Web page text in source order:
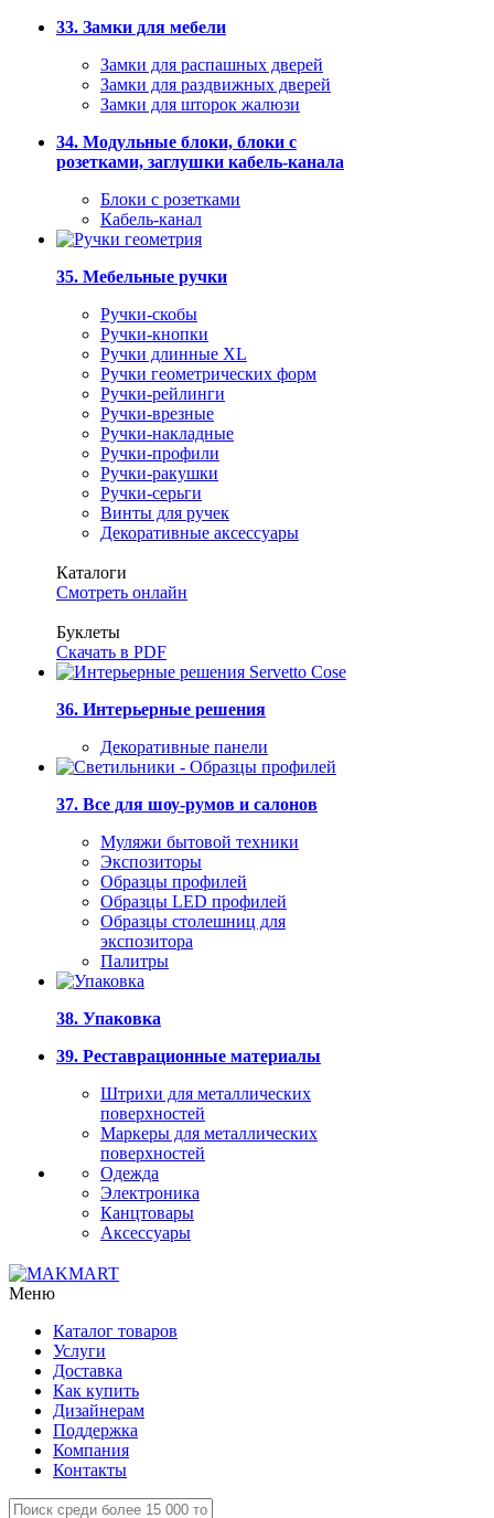
33. Замки для мебели
Замки для распашных дверей
Замки для раздвижных дверей
Замки для шторок жалюзи
34. Модульные блоки, блоки с
розетками, заглушки кабель-канала
Блоки с розетками
Кабель-канал
35. Мебельные ручки
Ручки-скобы
Ручки-кнопки
Ручки длинные XL
Ручки геометрических форм
Ручки-рейлинги
Ручки-врезные
Ручки-накладные
Ручки-профили
Ручки-ракушки
Ручки-серьги
Винты для ручек
Декоративные аксессуары
Каталоги
Смотреть онлайн
Буклеты
Скачать в PDF
36. Интерьерные решения
Декоративные панели
37. Все для шоу-румов и салонов
Муляжи бытовой техники
Экспозиторы
Образцы профилей
Образцы LED профилей
Образцы столешниц для
экспозитора
Палитры
38. Упаковка
39. Реставрационные материалы
Штрихи для металлических
поверхностей
Маркеры для металлических
поверхностей
Одежда
Электроника
Канцтовары
Аксессуары
Меню
Каталог товаров
Услуги
Доставка
Как купить
Дизайнерам
Поддержка
Компания
Контакты